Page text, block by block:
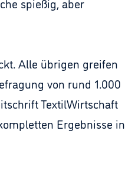
Alle übrigen greifen
von rund 1.000
TextilWirtschaft
Ergebnisse in